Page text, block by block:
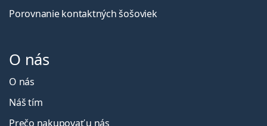
Porovnanie kontaktných šošoviek
O nás
O nás
Náš tím
Prečo nakupovať u nás